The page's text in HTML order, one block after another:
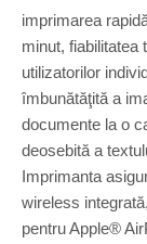
imprimarea
minut, fiabilitatea
utilizatorilor
îmbunătăţită a
documente la o
deosebită a
Imprimanta
wireless
pentru Apple®